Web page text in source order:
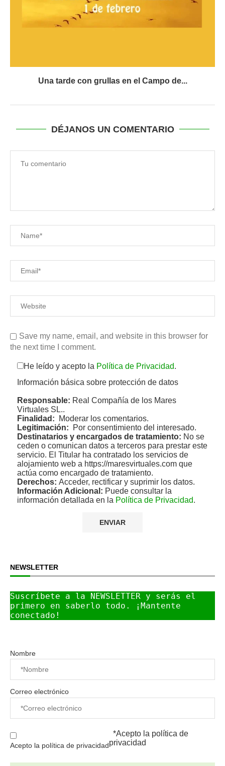
Una tarde con grullas en el Campo de...
DÉJANOS UN COMENTARIO
Save my name, email, and website in this browser for
the next time I comment.
He leído y acepto la Política de Privacidad.
Información básica sobre protección de datos
Responsable: Real Compañía de los Mares
Virtuales SL..
Finalidad: Moderar los comentarios.
Legitimación: Por consentimiento del interesado.
Destinatarios y encargados de tratamiento: No se
ceden o comunican datos a terceros para prestar este
servicio. El Titular ha contratado los servicios de
alojamiento web a https://maresvirtuales.com que
actúa como encargado de tratamiento.
Derechos: Acceder, rectificar y suprimir los datos.
Información Adicional: Puede consultar la
información detallada en la Política de Privacidad.
NEWSLETTER
Suscríbete a la NEWSLETTER y serás el
primero en saberlo todo. ¡Mantente
conectado!
Nombre
Correo electrónico
Acepto la política de privacidad
*Acepto la política de
privacidad